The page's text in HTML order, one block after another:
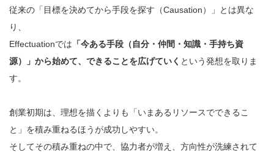
従来の「目標を決めてから手段を探す（Causation）」とは異な
り、
Effectuationでは 「今ある手段（自分・仲間・知識・手持ち資
源）」から始めて、できることを広げていく という発想を取りま
す。
創業初期は、理想を描くよりも「いまあるリソースでできるこ
と」を積み重ねるほうが成功しやすい。
そしてその積み重ねの中で、協力者が増え、方向性が洗練されて